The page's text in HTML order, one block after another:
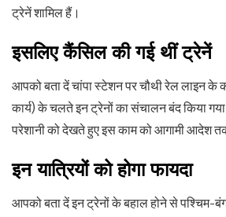
ट्रेनें शामिल हैं।
इसलिए कैंसिल की गई थीं ट्रेनें
आपको बता दें चांपा स्टेशन पर चौथी रेल लाइन के
कार्य) के चलते इन ट्रेनों का संचालन बंद किया गया
परेशानी को देखते हुए इस काम को आगामी आदेश
इन यात्रियों को होगा फायदा
आपको बता दें इन ट्रेनों के बहाल होने से पश्चिम-